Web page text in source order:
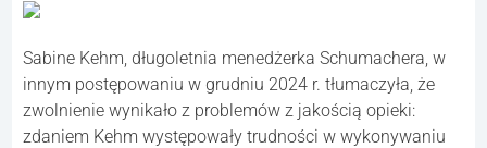
Sabine Kehm, długoletnia menedżerka Schumachera, w
innym postępowaniu w grudniu 2024 r. tłumaczyła, że
zwolnienie wynikało z problemów z jakością opieki:
zdaniem Kehm występowały trudności w wykonywaniu